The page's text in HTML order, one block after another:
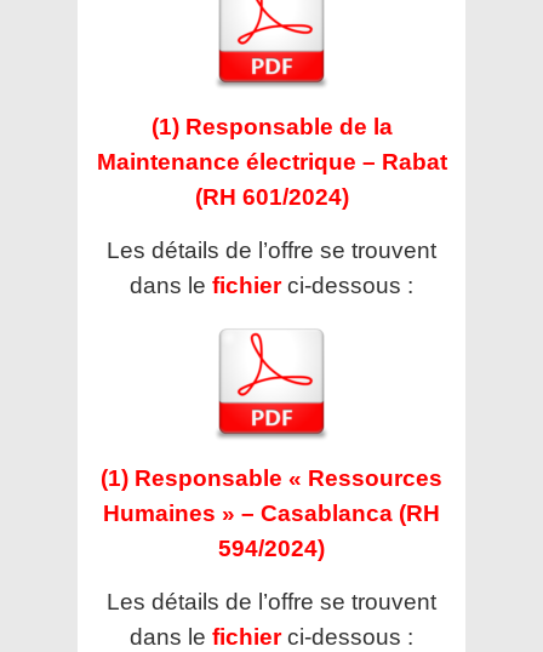
(1) Responsable de la
Maintenance électrique – Rabat
(RH 601/2024)
Les détails de l’offre se trouvent
dans le fichier ci-dessous :
(1) Responsable « Ressources
Humaines » – Casablanca (RH
594/2024)
Les détails de l’offre se trouvent
dans le fichier ci-dessous :